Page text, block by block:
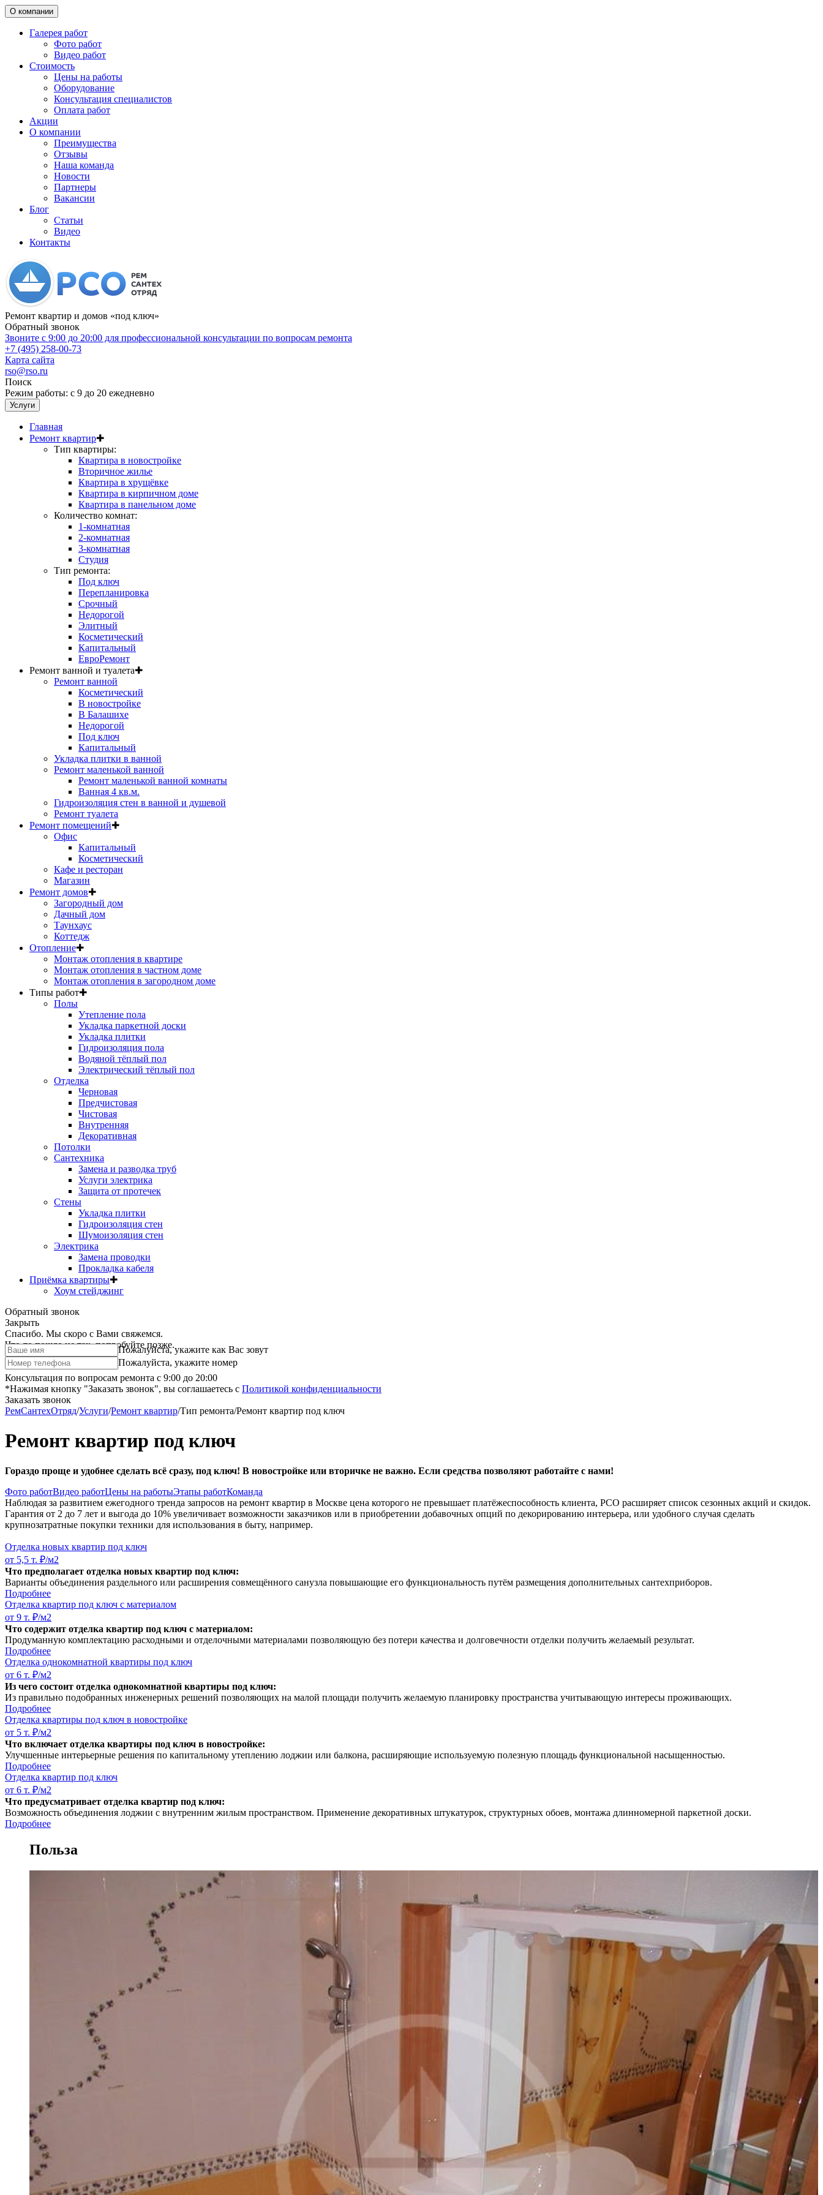
О компании
Галерея работ
Фото работ
Видео работ
Стоимость
Цены на работы
Оборудование
Консультация специалистов
Оплата работ
Акции
О компании
Преимущества
Отзывы
Наша команда
Новости
Партнеры
Вакансии
Блог
Статьи
Видео
Контакты
Ремонт квартир и домов «под ключ»
Обратный звонок
Звоните с 9:00 до 20:00 для профессиональной консультации по вопросам ремонта
+7 (495) 258-00-73
Карта сайта
rso@rso.ru
Поиск
Режим работы: с 9 до 20 ежедневно
Услуги
Главная
Ремонт квартир✚
Тип квартиры:
Квартира в новостройке
Вторичное жилье
Квартира в хрущёвке
Квартира в кирпичном доме
Квартира в панельном доме
Количество комнат:
1-комнатная
2-комнатная
3-комнатная
Студия
Тип ремонта:
Под ключ
Перепланировка
Срочный
Недорогой
Элитный
Косметический
Капитальный
ЕвроРемонт
Ремонт ванной и туалета✚
Ремонт ванной
Косметический
В новостройке
В Балашихе
Недорогой
Под ключ
Капитальный
Укладка плитки в ванной
Ремонт маленькой ванной
Ремонт маленькой ванной комнаты
Ванная 4 кв.м.
Гидроизоляция стен в ванной и душевой
Ремонт туалета
Ремонт помещений✚
Офис
Капитальный
Косметический
Кафе и ресторан
Магазин
Ремонт домов✚
Загородный дом
Дачный дом
Таунхаус
Коттедж
Отопление✚
Монтаж отопления в квартире
Монтаж отопления в частном доме
Монтаж отопления в загородном доме
Типы работ✚
Полы
Утепление пола
Укладка паркетной доски
Укладка плитки
Гидроизоляция пола
Водяной тёплый пол
Электрический тёплый пол
Отделка
Черновая
Предчистовая
Чистовая
Внутренняя
Декоративная
Потолки
Сантехника
Замена и разводка труб
Услуги электрика
Защита от протечек
Стены
Укладка плитки
Гидроизоляция стен
Шумоизоляция стен
Электрика
Замена проводки
Прокладка кабеля
Приёмка квартиры✚
Хоум стейджинг
Обратный звонок
Закрыть
Спасибо. Мы скоро с Вами свяжемся.
Что-то пошло не так, попробуйте позже.Пожалуйста, укажите как Вас зовут
Пожалуйста, укажите номер
Консультация по вопросам ремонта с 9:00 до 20:00
*Нажимая кнопку "Заказать звонок", вы соглашаетесь с Политикой конфиденциальности
Заказать звонок
РемСантехОтряд/Услуги/Ремонт квартир/Тип ремонта/Ремонт квартир под ключ
Ремонт квартир под ключ
Гораздо проще и удобнее сделать всё сразу, под ключ! В новостройке или вторичке не важно. Если средства позволяют работайте с нами!
Фото работВидео работЦены на работыЭтапы работКоманда
Наблюдая за развитием ежегодного тренда запросов на ремонт квартир в Москве цена которого не превышает платёжеспособность клиента, РСО расширяет список сезонных акций и скидок.
Гарантия от 2 до 7 лет и выгода до 10% увеличивает возможности заказчиков или в приобретении добавочных опций по декорированию интерьера, или удобного случая сделать
крупнозатратные покупки техники для использования в быту, например.
Отделка новых квартир под ключ
от 5,5 т. ₽/м2
Что предполагает отделка новых квартир под ключ:
Варианты объединения раздельного или расширения совмещённого санузла повышающие его функциональность путём размещения дополнительных сантехприборов.
Подробнее
Отделка квартир под ключ с материалом
от 9 т. ₽/м2
Что содержит отделка квартир под ключ с материалом:
Продуманную комплектацию расходными и отделочными материалами позволяющую без потери качества и долговечности отделки получить желаемый результат.
Подробнее
Отделка однокомнатной квартиры под ключ
от 6 т. ₽/м2
Из чего состоит отделка однокомнатной квартиры под ключ:
Из правильно подобранных инженерных решений позволяющих на малой площади получить желаемую планировку пространства учитывающую интересы проживающих.
Подробнее
Отделка квартиры под ключ в новостройке
от 5 т. ₽/м2
Что включает отделка квартиры под ключ в новостройке:
Улучшенные интерьерные решения по капитальному утеплению лоджии или балкона, расширяющие используемую полезную площадь функциональной насыщенностью.
Подробнее
Отделка квартир под ключ
от 6 т. ₽/м2
Что предусматривает отделка квартир под ключ:
Возможность объединения лоджии с внутренним жилым пространством. Применение декоративных штукатурок, структурных обоев, монтажа длинномерной паркетной доски.
Подробнее
Польза